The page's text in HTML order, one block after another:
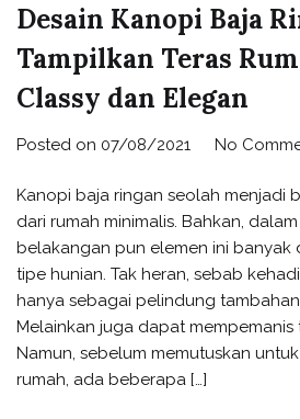
Desain Kanopi Baja
Tampilkan Teras
Classy dan Elegan
Posted on 07/08/2021 No
Kanopi baja ringan seolah menjadi
dari rumah minimalis. Bahkan,
belakangan pun elemen ini banyak
tipe hunian. Tak heran, sebab
hanya sebagai pelindung
Melainkan juga dapat mempemanis
Namun, sebelum memutuskan
rumah, ada beberapa […]